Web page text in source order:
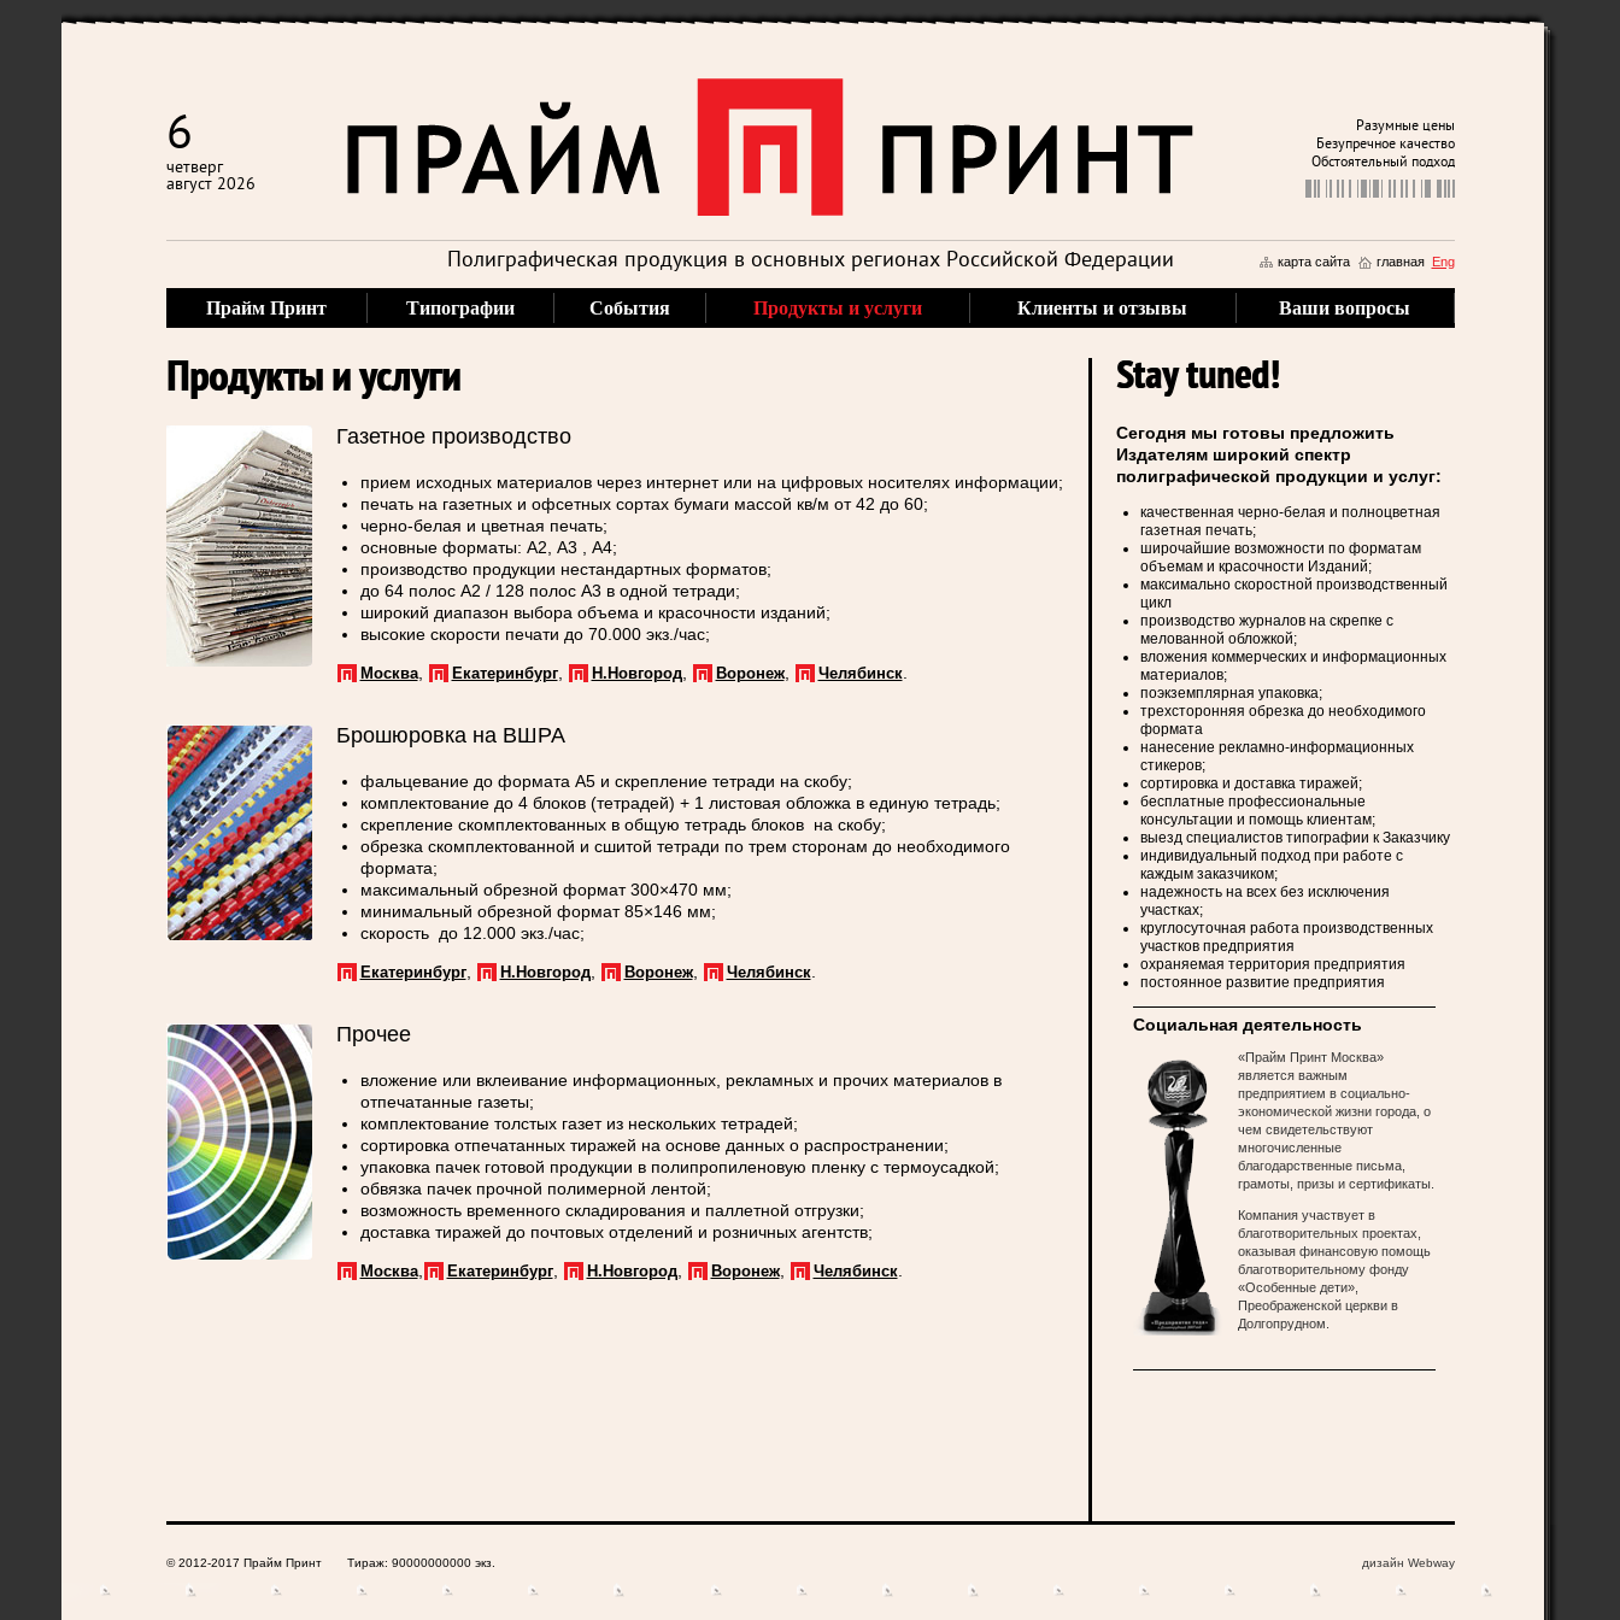
6
четверг
август 2026
Разумные цены
Безупречное качество
Обстоятельный подход
Eng
карта сайта главная
Полиграфическая продукция в основных регионах Российской Федерации
Прайм Принт Типографии События Продукты и услуги Клиенты и отзывы Ваши вопросы
Продукты и услуги
Газетное производство
прием исходных материалов через интернет или на цифровых носителях информации;
печать на газетных и офсетных сортах бумаги массой кв/м от 42 до 60;
черно-белая и цветная печать;
основные форматы: А2, А3 , А4;
производство продукции нестандартных форматов;
до 64 полос А2 / 128 полос А3 в одной тетради;
широкий диапазон выбора объема и красочности изданий;
высокие скорости печати до 70.000 экз./час;
Москва, Екатеринбург, Н.Новгород, Воронеж, Челябинск.
Брошюровка на ВШРА
фальцевание до формата А5 и скрепление тетради на скобу;
комплектование до 4 блоков (тетрадей) + 1 листовая обложка в единую тетрадь;
скрепление скомплектованных в общую тетрадь блоков на скобу;
обрезка скомплектованной и сшитой тетради по трем сторонам до необходимого
формата;
максимальный обрезной формат 300×470 мм;
минимальный обрезной формат 85×146 мм;
скорость до 12.000 экз./час;
Екатеринбург, Н.Новгород, Воронеж, Челябинск.
Прочее
вложение или вклеивание информационных, рекламных и прочих материалов в
отпечатанные газеты;
комплектование толстых газет из нескольких тетрадей;
сортировка отпечатанных тиражей на основе данных о распространении;
упаковка пачек готовой продукции в полипропиленовую пленку с термоусадкой;
обвязка пачек прочной полимерной лентой;
возможность временного складирования и паллетной отгрузки;
доставка тиражей до почтовых отделений и розничных агентств;
Москва, Екатеринбург, Н.Новгород, Воронеж, Челябинск.
Stay tuned!
Сегодня мы готовы предложить
Издателям широкий спектр
полиграфической продукции и услуг:
качественная черно-белая и полноцветная
газетная печать;
широчайшие возможности по форматам
объемам и красочности Изданий;
максимально скоростной производственный
цикл
производство журналов на скрепке с
мелованной обложкой;
вложения коммерческих и информационных
материалов;
поэкземплярная упаковка;
трехсторонняя обрезка до необходимого
формата
нанесение рекламно-информационных
стикеров;
сортировка и доставка тиражей;
бесплатные профессиональные
консультации и помощь клиентам;
выезд специалистов типографии к Заказчику
индивидуальный подход при работе с
каждым заказчиком;
надежность на всех без исключения
участках;
круглосуточная работа производственных
участков предприятия
охраняемая территория предприятия
постоянное развитие предприятия
Социальная деятельность
«Прайм Принт Москва»
является важным
предприятием в социально-
экономической жизни города, о
чем свидетельствуют
многочисленные
благодарственные письма,
грамоты, призы и сертификаты.
Компания участвует в
благотворительных проектах,
оказывая финансовую помощь
благотворительному фонду
«Особенные дети»,
Преображенской церкви в
Долгопрудном.
© 2012-2017 Прайм Принт Тираж: 90000000000 экз. дизайн Webway